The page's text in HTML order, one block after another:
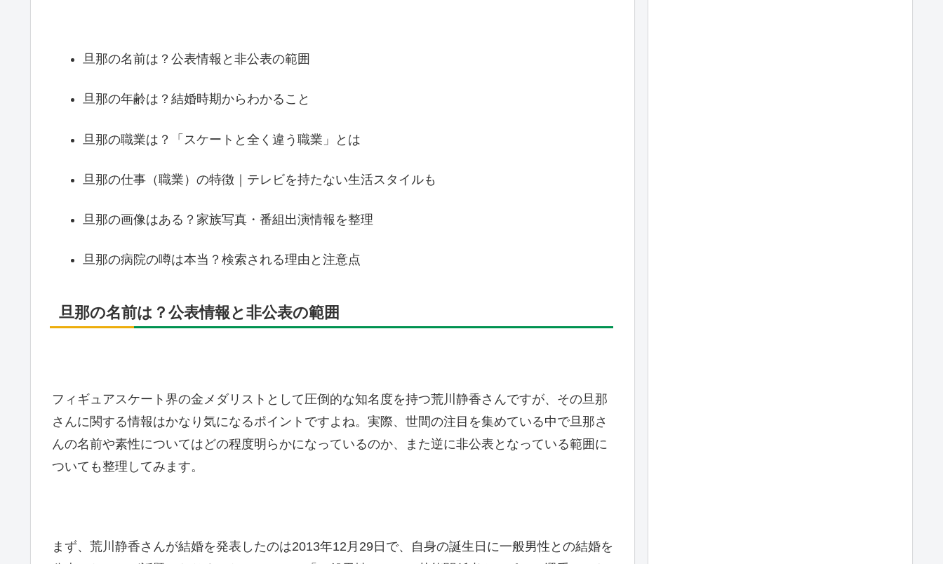
旦那の名前は？公表情報と非公表の範囲
旦那の年齢は？結婚時期からわかること
旦那の職業は？「スケートと全く違う職業」とは
旦那の仕事（職業）の特徴｜テレビを持たない生活スタイルも
旦那の画像はある？家族写真・番組出演情報を整理
旦那の病院の噂は本当？検索される理由と注意点
旦那の名前は？公表情報と非公表の範囲
フィギュアスケート界の金メダリストとして圧倒的な知名度を持つ荒川静香さんですが、その旦那
さんに関する情報はかなり気になるポイントですよね。実際、世間の注目を集めている中で旦那さ
んの名前や素性についてはどの程度明らかになっているのか、また逆に非公表となっている範囲に
ついても整理してみます。
まず、荒川静香さんが結婚を発表したのは2013年12月29日で、自身の誕生日に一般男性との結婚を